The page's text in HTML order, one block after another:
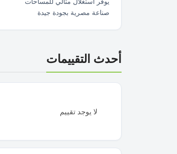
صناعة مصرية بجودة جيدة
أحدث التقييمات
لا يوجد تقييم